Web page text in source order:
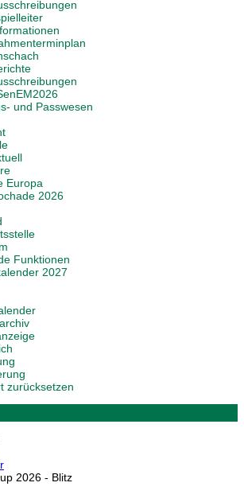
und Passwesen
Europa
2026
Funktionen
2027
zurücksetzen
2026 - Blitz